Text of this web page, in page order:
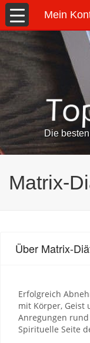
Mein
Die
Matrix-
Über Matrix-
Erfolgreich
mit Körper, Geist
Anregungen
Spirituelle Seite